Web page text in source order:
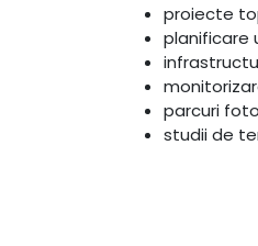
proiecte
planificare
parcuri
studii de